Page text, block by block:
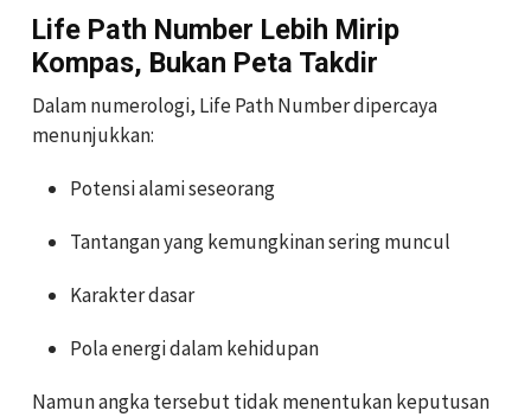
Life Path Number Lebih Mirip
Kompas, Bukan Peta Takdir
Dalam numerologi, Life Path Number dipercaya
menunjukkan:
Potensi alami seseorang
Tantangan yang kemungkinan sering muncul
Karakter dasar
Pola energi dalam kehidupan
Namun angka tersebut tidak menentukan keputusan